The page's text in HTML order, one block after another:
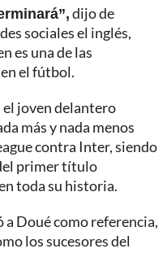
dijo de
sociales el inglés,
es una de las
el fútbol.
el joven delantero
más y nada menos
contra Inter, siendo
primer título
toda su historia.
a Doué como referencia,
los sucesores del